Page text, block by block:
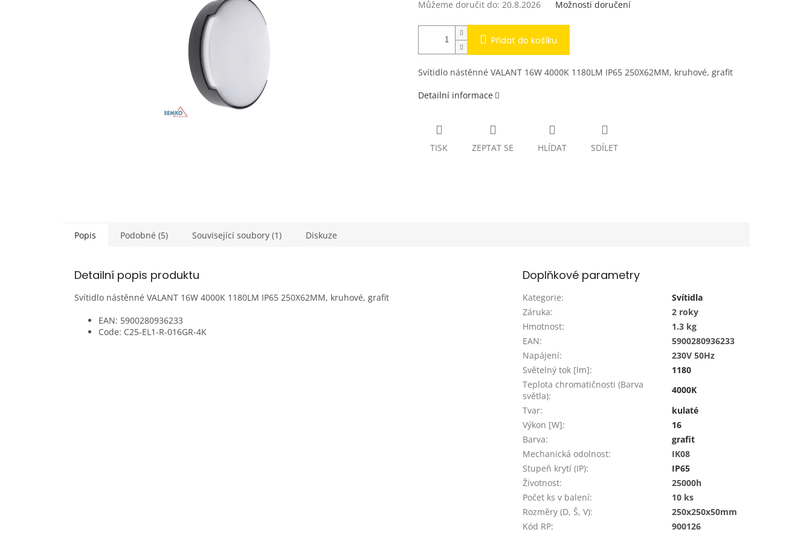
Můžeme doručit do: 20.8.2026 Možnosti doručení
Přidat do košíku
Svítidlo nástěnné VALANT 16W 4000K 1180LM IP65 250X62MM, kruhové, grafit
Detailní informace
TISK ZEPTAT SE HLÍDAT SDÍLET
Popis Podobné (5) Související soubory (1) Diskuze
Detailní popis produktu
Svítidlo nástěnné VALANT 16W 4000K 1180LM IP65 250X62MM, kruhové, grafit
EAN: 5900280936233
Code: C25-EL1-R-016GR-4K
Doplňkové parametry
Kategorie:
Svítidla
Záruka:
2 roky
Hmotnost:
1.3 kg
EAN:
5900280936233
Napájení:
230V 50Hz
Světelný tok [lm]:
1180
Teplota chromatičnosti (Barva
světla):
4000K
Tvar:
kulaté
Výkon [W]:
16
Barva:
grafit
Mechanická odolnost:
IK08
Stupeň krytí (IP):
IP65
Životnost:
25000h
Počet ks v balení:
10 ks
Rozměry (D, Š, V):
250x250x50mm
Kód RP: 900126